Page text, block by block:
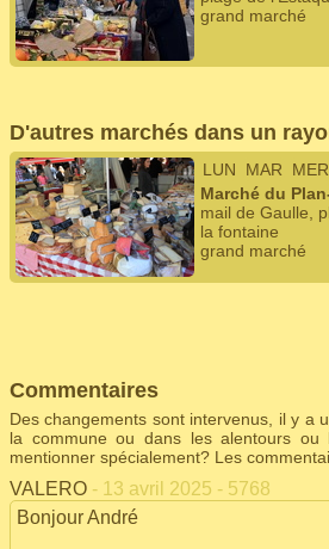
grand marché
D'autres marchés dans un
LUN MAR MER
Marché du
mail de Gaulle,
la fontaine
grand marché
Commentaires
Des changements sont intervenus, il y a
la commune ou dans les alentours
mentionner spécialement? Les
VALERO - 13 avril 2025 - 5768
Bonjour André